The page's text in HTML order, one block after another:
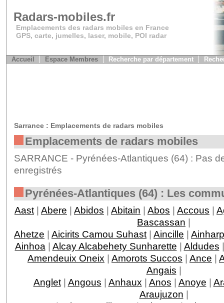
Radars-mobiles.fr
Emplacements des radars mobiles en France
GPS, carte, jumelles, laser, mobile, POI radar
Accueil Espace Membres Recherche par département
Sarrance : Emplacements de radars mobiles
Emplacements de radars mobiles
SARRANCE - Pyrénées-Atlantiques (64) : Pas
enregistrés
Pyrénées-Atlantiques (64) : Les
Aast | Abere | Abidos | Abitain | Abos | Accous |
Bascassan |
Ahetze | Aicirits Camou Suhast | Aincille | Ainharp
Ainhoa | Alcay Alcabehety Sunharette | Aldudes
Amendeuix Oneix | Amorots Succos | Ance |
Angais |
Anglet| Angous | Anhaux | Anos | Anoye |
Araujuzon |